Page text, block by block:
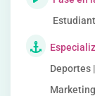
Deportes
Marketing